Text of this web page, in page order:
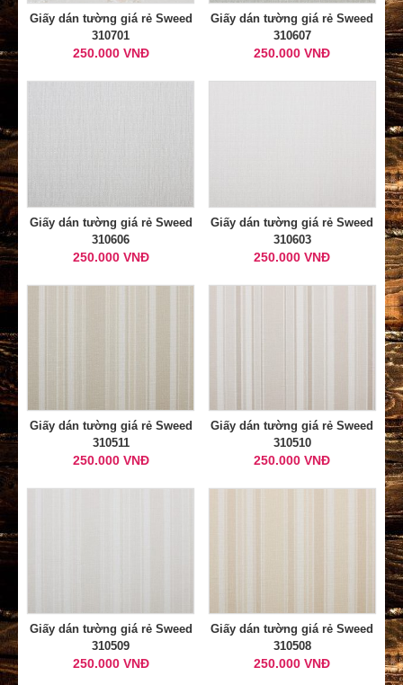
Giấy dán tường giá rẻ Sweed
310701
250.000 VNĐ
Giấy dán tường giá rẻ Sweed
310607
250.000 VNĐ
Giấy dán tường giá rẻ Sweed
310606
250.000 VNĐ
Giấy dán tường giá rẻ Sweed
310603
250.000 VNĐ
Giấy dán tường giá rẻ Sweed
310511
250.000 VNĐ
Giấy dán tường giá rẻ Sweed
310510
250.000 VNĐ
Giấy dán tường giá rẻ Sweed
310509
250.000 VNĐ
Giấy dán tường giá rẻ Sweed
310508
250.000 VNĐ